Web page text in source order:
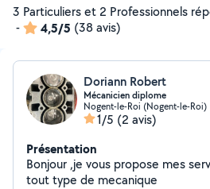
3 Particuliers et 2 Professionnels
-
4,5/5 (38 avis)
Doriann Robert
Mécanicien diplome
Nogent-le-Roi (Nogent-le-Roi)
1/5 (2 avis)
Présentation
Bonjour ,je vous propose mes
tout type de mecanique